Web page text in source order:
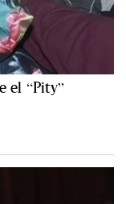
el “Pity”